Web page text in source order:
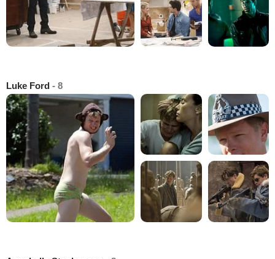
Luke Ford - 8